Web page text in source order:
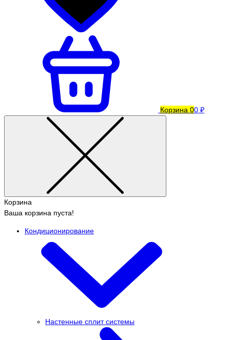
Корзина 00 ₽
Корзина
Ваша корзина пуста!
Кондиционирование
Настенные сплит системы